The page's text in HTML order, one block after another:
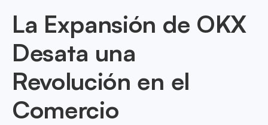
La Expansión de OKX
Desata una
Revolución en el
Comercio